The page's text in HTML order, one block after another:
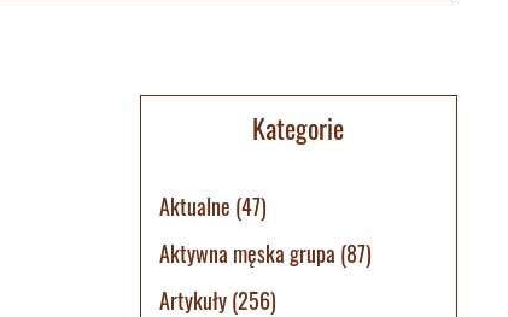
Kategorie
Aktualne (47)
Aktywna męska grupa (87)
Artykuły(256)